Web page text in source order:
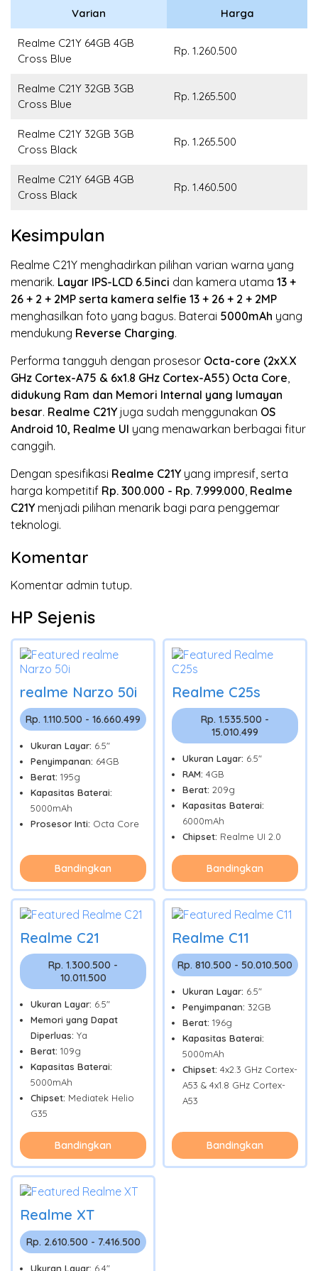
Varian Harga
Realme C21Y 64GB 4GB
Cross Blue
Rp. 1.260.500
Realme C21Y 32GB 3GB
Cross Blue
Rp. 1.265.500
Realme C21Y 32GB 3GB
Cross Black
Rp. 1.265.500
Realme C21Y 64GB 4GB
Cross Black
Rp. 1.460.500
Kesimpulan
Realme C21Y menghadirkan pilihan varian warna yang
menarik. Layar IPS-LCD 6.5inci dan kamera utama 13 +
26 + 2 + 2MP serta kamera selfie 13 + 26 + 2 + 2MP
menghasilkan foto yang bagus. Baterai 5000mAh yang
mendukung Reverse Charging.
Performa tangguh dengan prosesor Octa-core (2xX.X
GHz Cortex-A75 & 6x1.8 GHz Cortex-A55) Octa Core,
didukung Ram dan Memori Internal yang lumayan
besar. Realme C21Y juga sudah menggunakan OS
Android 10, Realme UI yang menawarkan berbagai fitur
canggih.
Dengan spesifikasi Realme C21Y yang impresif, serta
harga kompetitif Rp. 300.000 - Rp. 7.999.000, Realme
C21Y menjadi pilihan menarik bagi para penggemar
teknologi.
Komentar
Komentar admin tutup.
HP Sejenis
realme Narzo 50i
Rp. 1.110.500 - 16.660.499
Ukuran Layar: 6.5"
Penyimpanan: 64GB
Berat: 195g
Kapasitas Baterai:
5000mAh
Prosesor Inti: Octa Core
Bandingkan
Realme C25s
Rp. 1.535.500 -
15.010.499
Ukuran Layar: 6.5"
RAM: 4GB
Berat: 209g
Kapasitas Baterai:
6000mAh
Chipset: Realme UI 2.0
Bandingkan
Realme C21
Rp. 1.300.500 -
10.011.500
Ukuran Layar: 6.5"
Memori yang Dapat
Diperluas: Ya
Berat: 109g
Kapasitas Baterai:
5000mAh
Chipset: Mediatek Helio
G35
Bandingkan
Realme C11
Rp. 810.500 - 50.010.500
Ukuran Layar: 6.5"
Penyimpanan: 32GB
Berat: 196g
Kapasitas Baterai:
5000mAh
Chipset: 4x2.3 GHz Cortex-
A53 & 4x1.8 GHz Cortex-
A53
Bandingkan
Realme XT
Rp. 2.610.500 - 7.416.500
Ukuran Layar: 6.4"